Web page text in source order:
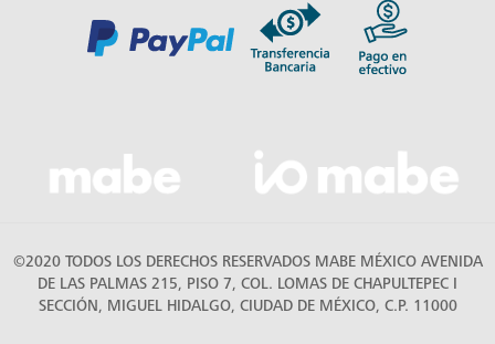
©2020 TODOS LOS DERECHOS RESERVADOS MABE MÉXICO AVENIDA
DE LAS PALMAS 215, PISO 7, COL. LOMAS DE CHAPULTEPEC I
SECCIÓN, MIGUEL HIDALGO, CIUDAD DE MÉXICO, C.P. 11000